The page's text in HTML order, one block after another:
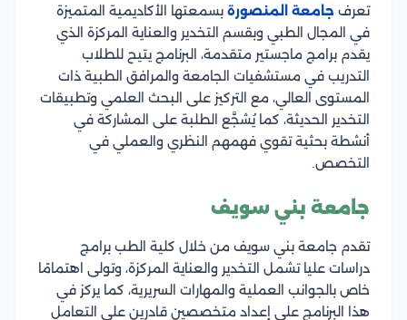
تعرف جامعة المنصورة بسمعتها الأكاديمية المتميزة
في المجال الطبي وبقسم التخدير والعناية المركزة الذي
يقدم برامج ماجستير متقدمة، البرنامج يتيح للطلاب
التدريب في مستشفيات الجامعة والمرافق الطبية ذات
المستوى العالي، مع التركيز على البحث العلمي وتطبيقات
التخدير الحديثة، كما يُشجَّع الطلبة على المشاركة في
أنشطة بحثية تقوي فهمهم النظري والعملي في
التخصص.
جامعة بني سويف
تقدم جامعة بني سويف من خلال كلية الطب برامج
دراسات عليا تشمل التخدير والعناية المركزة، وتولى اهتمامًا
خاص بالجوانب العملية والمهارات السريرية، كما يركز في
هذا البرنامج على إعداد متخصصين قادرين على التعامل